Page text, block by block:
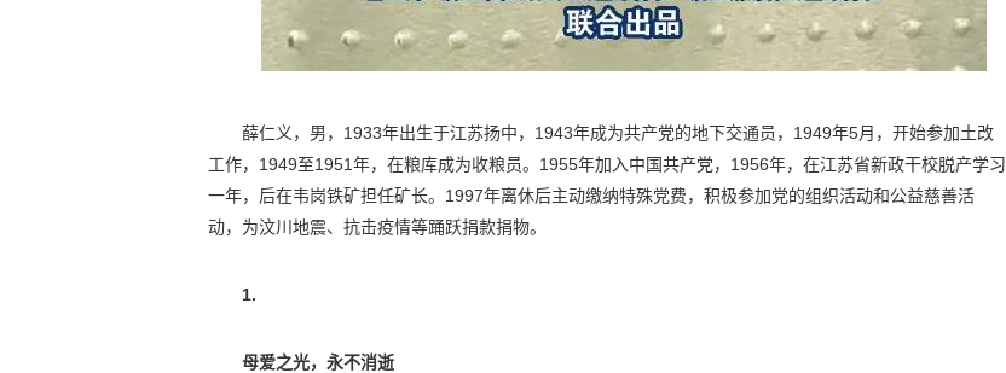
薛仁义，男，1933年出生于江苏扬中，1943年成为共产党的地下交通员，1949年5月，开始参加土改
工作，1949至1951年，在粮库成为收粮员。1955年加入中国共产党，1956年，在江苏省新政干校脱产学习
一年，后在韦岗铁矿担任矿长。1997年离休后主动缴纳特殊党费，积极参加党的组织活动和公益慈善活
动，为汶川地震、抗击疫情等踊跃捐款捐物。
1.
母爱之光，永不消逝